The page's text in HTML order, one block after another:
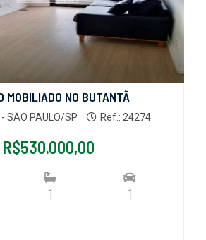
MOBILIADO NO BUTANTÃ
SÃO PAULO/SP Ref.: 24274
R$530.000,00
1 1